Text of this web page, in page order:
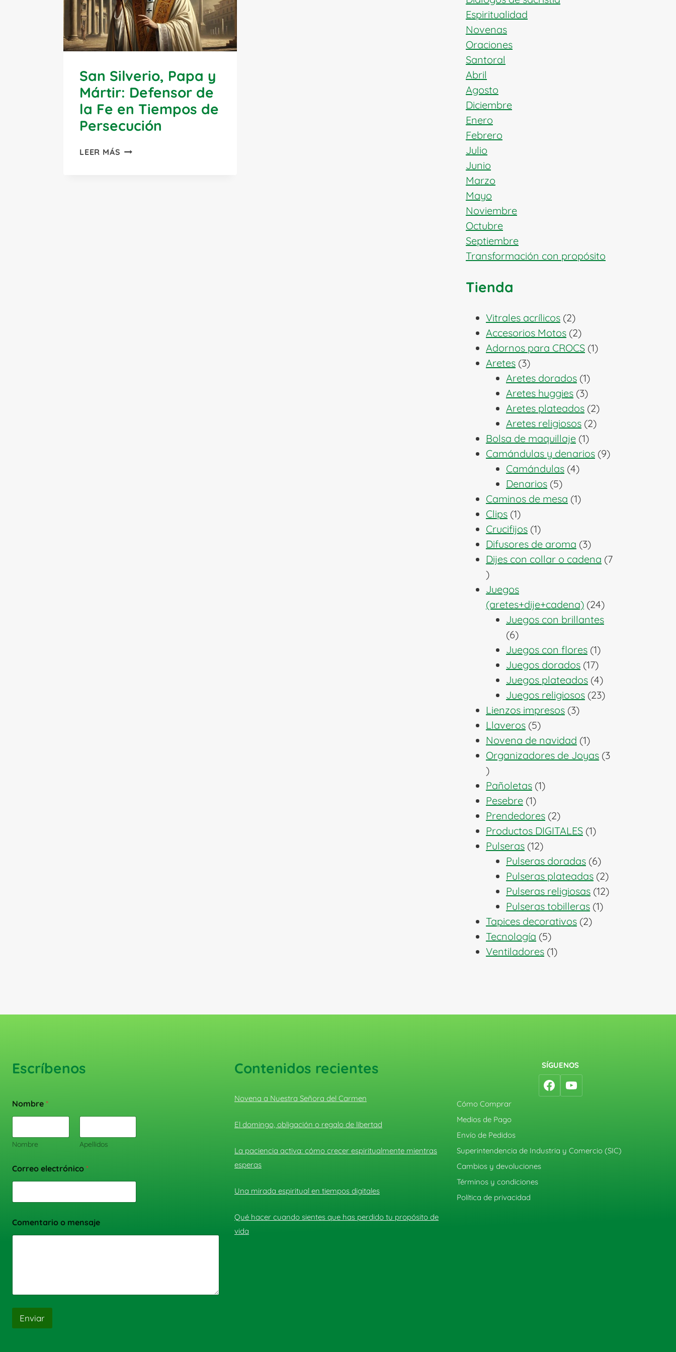
San Silverio, Papa y
Mártir: Defensor de
la Fe en Tiempos de
Persecución
LEER MÁS SAN
Espiritualidad
Novenas
Oraciones
Santoral
Abril
Agosto
Diciembre
Enero
Febrero
Julio
Junio
Marzo
Mayo
Noviembre
Octubre
Septiembre
Transformación con propósito
Tienda
Vitrales acrílicos 22
productos
Accesorios Motos 22
productos
Adornos para CROCS 11
Aretes 33
productos
Aretes dorados 11
producto
Aretes huggies 33
productos
Aretes plateados 22
productos
Aretes religiosos 22
Bolsa de maquillaje 11
producto
Camándulas y denarios 99
Camándulas 44
Denarios 55
productos
Caminos de mesa 11
Clips 11
producto
Crucifijos 11
producto
Difusores de aroma 33
productos
Dijes con collar o cadena 7
7
productos
Juegos
(aretes+dije+cadena) 2424
productos
Juegos con brillantes
66
productos
Juegos con flores 11
producto
Juegos dorados 1717
productos
Juegos plateados 44
productos
Juegos religiosos 2323
Lienzos impresos 33
Llaveros 55
productos
Novena de navidad 11
producto
Organizadores de Joyas 3
3
productos
Pañoletas 11
Pesebre 11
producto
Prendedores 22
productos
Productos DIGITALES 11
Pulseras 1212
productos
Pulseras doradas 66
productos
Pulseras plateadas 22
productos
Pulseras religiosas 1212
Pulseras tobilleras 11
Tapices decorativos 22
Tecnología 55
productos
Ventiladores 11
Escríbenos
Nombre *
Nombre Apellidos
Correo electrónico *
Comentario o mensaje
Enviar
Contenidos recientes
Novena a Nuestra Señora del Carmen
El domingo, obligación o regalo de libertad
La paciencia activa: cómo crecer espiritualmente mientras
esperas
Una mirada espiritual en tiempos digitales
Qué hacer cuando sientes que has perdido tu propósito de
vida
SÍGUENOS
Cómo Comprar
Medios de Pago
Envío de Pedidos
Superintendencia de Industria y Comercio (SIC)
Cambios y devoluciones
Términos y condiciones
Política de privacidad